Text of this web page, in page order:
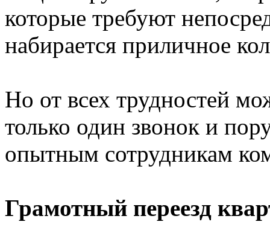
которые требуют
набирается приличное
Но от всех трудностей
только один звонок и
опытным сотрудникам
Грамотный переезд